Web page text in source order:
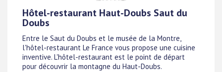
Hôtel-restaurant Haut-Doubs Saut du
Doubs
Entre le Saut du Doubs et le musée de la Montre,
l'hôtel-restaurant Le France vous propose une cuisine
inventive. L'hôtel-restaurant est le point de départ
pour découvrir la montagne du Haut-Doubs.